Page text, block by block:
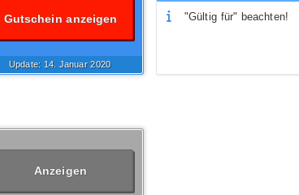
Gutschein anzeigen
Update: 14. Januar2020
"Gültig für" beachten!
Anzeigen